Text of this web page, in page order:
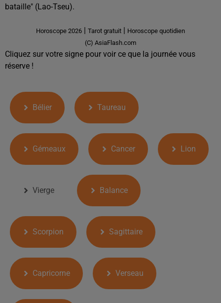
bataille" (Lao-Tseu).
Horoscope 2026 | Tarot gratuit | Horoscope quotidien
(C) AsiaFlash.com
Cliquez sur votre signe pour voir ce que la journée vous
réserve !
Bélier Taureau
Gémeaux Cancer Lion
Vierge Balance
Scorpion Sagittaire
Capricorne Verseau